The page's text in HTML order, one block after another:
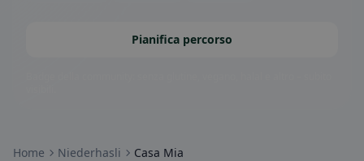
Pianifica percorso
Home Niederhasli Casa Mia